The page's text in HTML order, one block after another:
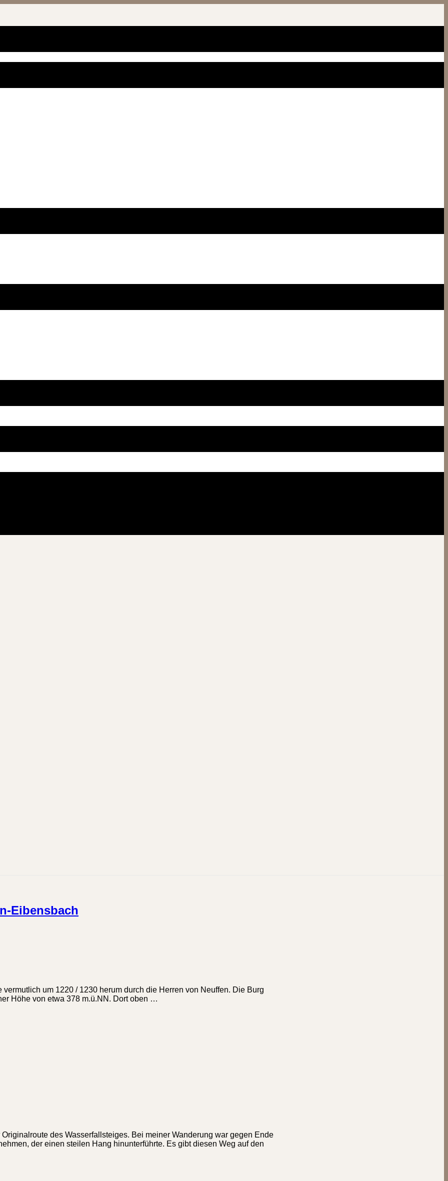
Eibensbach
um 1220 / 1230 herum durch die Herren von Neuffen. Die Burg
Höhe von etwa 378 m.ü.NN. Dort oben …
des Wasserfallsteiges. Bei meiner Wanderung war gegen Ende
der einen steilen Hang hinunterführte. Es gibt diesen Weg auf den